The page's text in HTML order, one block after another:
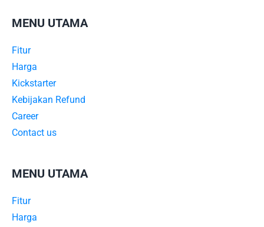
MENU UTAMA
Fitur
Harga
Kickstarter
Kebijakan Refund
Career
Contact us
MENU UTAMA
Fitur
Harga